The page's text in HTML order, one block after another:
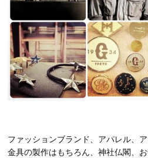
ファッションブランド、アパレル、
金具の製作はもちろん、神社仏閣、